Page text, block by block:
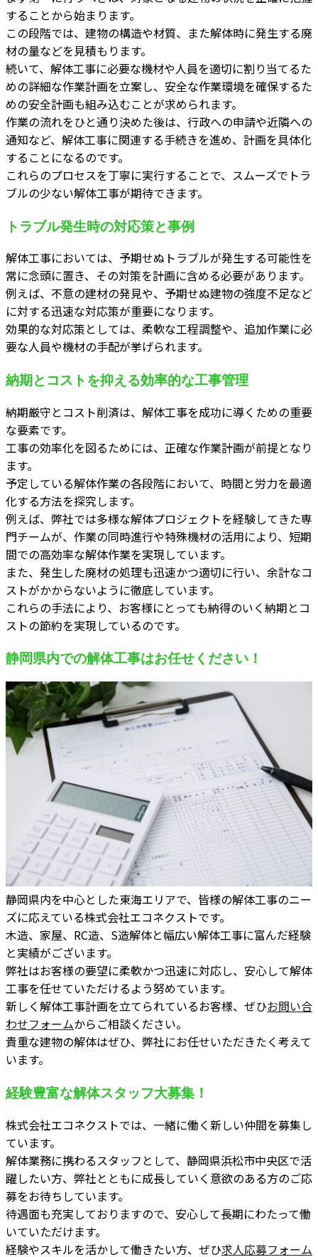
することから始まります。
この段階では、建物の構造や材質、また解体時に発生する廃
材の量などを見積もります。
続いて、解体工事に必要な機材や人員を適切に割り当てるた
めの詳細な作業計画を立案し、安全な作業環境を確保するた
めの安全計画も組み込むことが求められます。
作業の流れをひと通り決めた後は、行政への申請や近隣への
通知など、解体工事に関連する手続きを進め、計画を具体化
することになるのです。
これらのプロセスを丁寧に実行することで、スムーズでトラ
ブルの少ない解体工事が期待できます。
トラブル発生時の対応策と事例
解体工事においては、予期せぬトラブルが発生する可能性を
常に念頭に置き、その対策を計画に含める必要があります。
例えば、不意の建材の発見や、予期せぬ建物の強度不足など
に対する迅速な対応策が重要になります。
効果的な対応策としては、柔軟な工程調整や、追加作業に必
要な人員や機材の手配が挙げられます。
納期とコストを抑える効率的な工事管理
納期厳守とコスト削済は、解体工事を成功に導くための重要
な要素です。
工事の効率化を図るためには、正確な作業計画が前提となり
ます。
予定している解体作業の各段階において、時間と労力を最適
化する方法を探究します。
例えば、弊社では多様な解体プロジェクトを経験してきた専
門チームが、作業の同時進行や特殊機材の活用により、短期
間での高効率な解体作業を実現しています。
また、発生した廃材の処理も迅速かつ適切に行い、余計なコ
ストがかからないように徹底しています。
これらの手法により、お客様にとっても納得のいく納期とコ
ストの節約を実現しているのです。
静岡県内での解体工事はお任せください！
静岡県内を中心とした東海エリアで、皆様の解体工事のニー
ズに応えている株式会社エコネクストです。
木造、家屋、RC造、S造解体と幅広い解体工事に富んだ経験
と実績がございます。
弊社はお客様の要望に柔軟かつ迅速に対応し、安心して解体
工事を任せていただけるよう努めています。
新しく解体工事計画を立てられているお客様、ぜひお問い合
わせフォームからご相談ください。
貴重な建物の解体はぜひ、弊社にお任せいただきたく考えて
います。
経験豊富な解体スタッフ大募集！
株式会社エコネクストでは、一緒に働く新しい仲間を募集し
ています。
解体業務に携わるスタッフとして、静岡県浜松市中央区で活
躍したい方、弊社とともに成長していく意欲のある方のご応
募をお待ちしています。
待遇面も充実しておりますので、安心して長期にわたって働
いていただけます。
経験やスキルを活かして働きたい方、ぜひ求人応募フォーム